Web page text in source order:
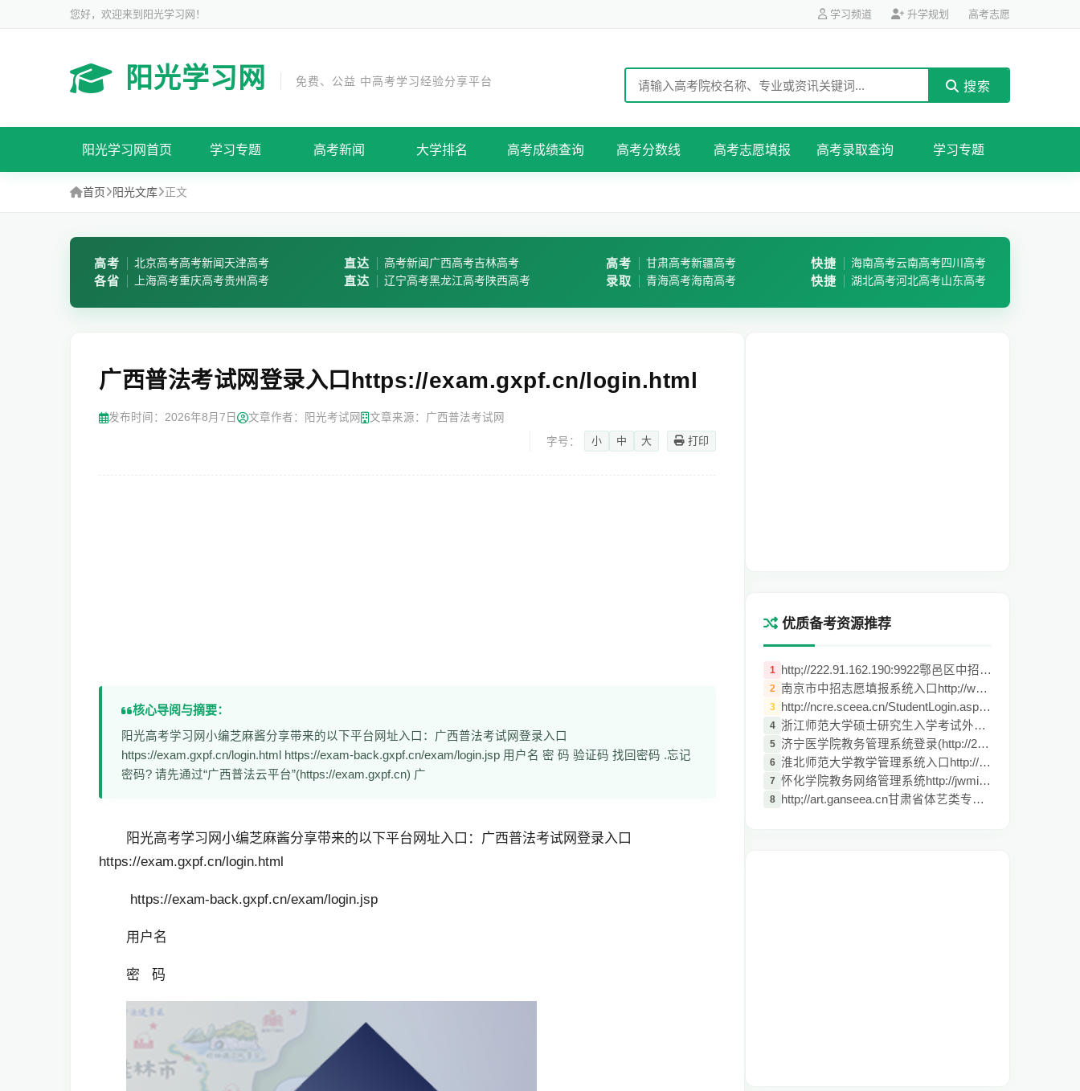
您好，欢迎来到阳光学习网！ 学习频道 升学规划 高考志愿
阳光学习网 免费、公益 中高考学习经验分享平台 搜索
阳光学习网首页 学习专题 高考新闻 大学排名 高考成绩查询 高考分数线 高考志愿填报 高考录取查询 学习专题
首页 阳光文库 正文
高考 北京高考高考新闻天津高考
各省 上海高考重庆高考贵州高考
直达 高考新闻广西高考吉林高考
直达 辽宁高考黑龙江高考陕西高考
高考 甘肃高考新疆高考
录取 青海高考海南高考
快捷 海南高考云南高考四川高考
快捷 湖北高考河北高考山东高考
广西普法考试网登录入口https://exam.gxpf.cn/login.html
发布时间： 2026年8月7日 文章作者：阳光考试网
文章来源：广西普法考试网
字号：
小 中 大 打印
核心导阅与摘要：
阳光高考学习网小编芝麻酱分享带来的以下平台网址入口：广西普法考试网登录入口
https://exam.gxpf.cn/login.html https://exam-back.gxpf.cn/exam/login.jsp 用户名 密 码 验证码 找回密码 .忘记
密码? 请先通过“广西普法云平台”(https://exam.gxpf.cn) 广
阳光高考学习网小编芝麻酱分享带来的以下平台网址入口： 广西普法考试网登录入口
https://exam.gxpf.cn/login.html
https://exam-back.gxpf.cn/exam/login.jsp
用户名
密 码
优质备考资源推荐
1 http;//222.91.162.190:9922鄠邑区中招管理
2 南京市中招志愿填报系统入口http;//www.nje
3 http://ncre.sceea.cn/StudentLogin.aspx计
4 浙江师范大学硕士研究生入学考试外国文学史
5 济宁医学院教务管理系统登录(http://210.44
6 淮北师范大学教学管理系统入口http://210.4
7 怀化学院教务网络管理系统http://jwmis.hht
8 http;//art.ganseea.cn甘肃省体艺类专业招